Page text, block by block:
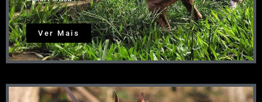
Ver Mais